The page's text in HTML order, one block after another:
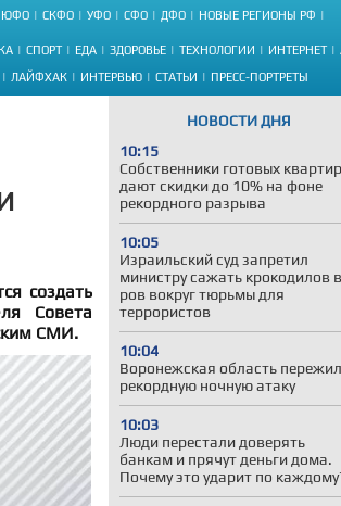
ЮФО СКФО УФО СФО ДФО НОВЫЕ РЕГИОНЫ РФ
СПОРТ ЕДА ЗДОРОВЬЕ ТЕХНОЛОГИИ ИНТЕРНЕТ
ЛАЙФХАК ИНТЕРВЬЮ СТАТЬИ ПРЕСС-ПОРТРЕТЫ
НОВОСТИ ДНЯ
10:15
Собственники готовых квартир
дают скидки до 10% на фоне
рекордного разрыва
10:05
Израильский суд запретил
министру сажать крокодилов в
ров вокруг тюрьмы для
террористов
10:04
Воронежская область
рекордную ночную атаку
10:03
Люди перестали доверять
банкам и прячут деньги дома.
Почему это ударит по
создать
Совета
СМИ.